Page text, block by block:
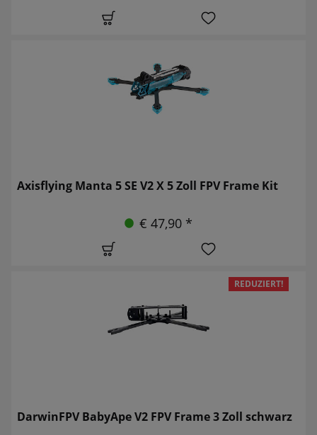
Axisflying Manta 5 SE V2 X 5 Zoll FPV Frame Kit
€ 47,90 *
REDUZIERT!
DarwinFPV BabyApe V2 FPV Frame 3 Zoll schwarz